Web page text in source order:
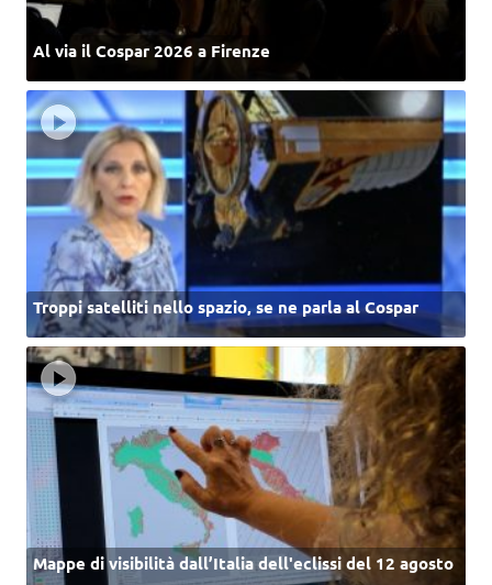
Al via il Cospar 2026 a Firenze
Troppi satelliti nello spazio, se ne parla al Cospar
Mappe di visibilità dall’Italia dell'eclissi del 12 agosto